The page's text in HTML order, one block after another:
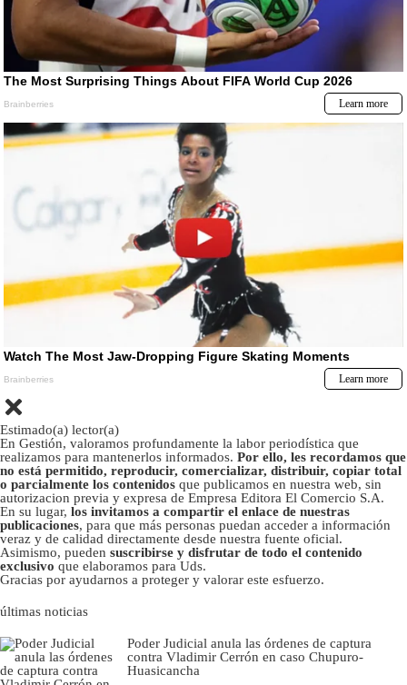
Estimado(a) lector(a)
En Gestión, valoramos profundamente la labor periodística que
realizamos para mantenerlos informados. Por ello, les recordamos que
no está permitido, reproducir, comercializar, distribuir, copiar total
o parcialmente los contenidos que publicamos en nuestra web, sin
autorizacion previa y expresa de Empresa Editora El Comercio S.A.
En su lugar, los invitamos a compartir el enlace de nuestras
publicaciones, para que más personas puedan acceder a información
veraz y de calidad directamente desde nuestra fuente oficial.
Asimismo, pueden suscribirse y disfrutar de todo el contenido
exclusivo que elaboramos para Uds.
Gracias por ayudarnos a proteger y valorar este esfuerzo.
últimas noticias
Poder Judicial anula las órdenes de captura
contra Vladimir Cerrón en caso Chupuro-
Huasicancha